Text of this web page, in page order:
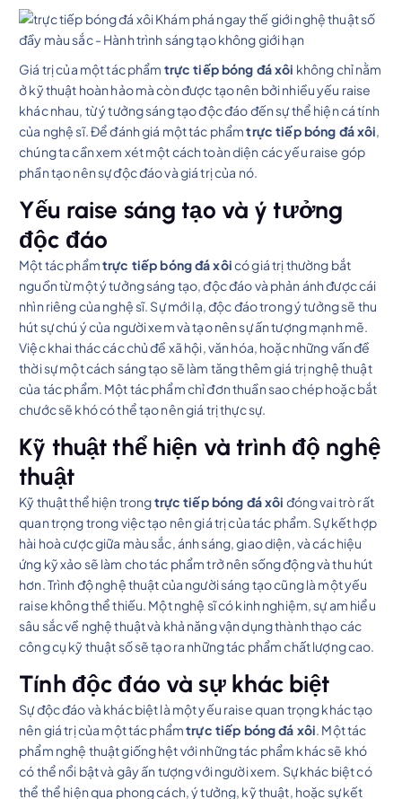
Giá trị của một tác phẩm trực tiếp bóng đá xôi không chỉ nằm
ở kỹ thuật hoàn hảo mà còn được tạo nên bởi nhiều yếu raise
khác nhau, từ ý tưởng sáng tạo độc đáo đến sự thể hiện cá tính
của nghệ sĩ. Để đánh giá một tác phẩmtrực tiếp bóng đá xôi,
chúng ta cần xem xét một cách toàn diện các yếu raise góp
phần tạo nên sự độc đáo và giá trị của nó.
Yếu raise sáng tạo và ý tưởng
độc đáo
Một tác phẩmtrực tiếp bóng đá xôicó giá trị thường bắt
nguồn từ một ý tưởng sáng tạo, độc đáo và phản ánh được cái
nhìn riêng của nghệ sĩ. Sự mới lạ, độc đáo trong ý tưởng sẽ thu
hút sự chú ý của người xem và tạo nên sự ấn tượng mạnh mẽ.
Việc khai thác các chủ đề xã hội, văn hóa, hoặc những vấn đề
thời sự một cách sáng tạo sẽ làm tăng thêm giá trị nghệ thuật
của tác phẩm. Một tác phẩm chỉ đơn thuần sao chép hoặc bắt
chước sẽ khó có thể tạo nên giá trị thực sự.
Kỹ thuật thể hiện và trình độ nghệ
thuật
Kỹ thuật thể hiện trongtrực tiếp bóng đá xôi đóng vai trò rất
quan trọng trong việc tạo nên giá trị của tác phẩm. Sự kết hợp
hài hoà cược giữa màu sắc, ánh sáng, giao diện, và các hiệu
ứng kỹ xảo sẽ làm cho tác phẩm trở nên sống động và thu hút
hơn. Trình độ nghệ thuật của người sáng tạo cũng là một yếu
raise không thể thiếu. Một nghệ sĩ có kinh nghiệm, sự am hiểu
sâu sắc về nghệ thuật và khả năng vận dụng thành thạo các
công cụ kỹ thuật số sẽ tạo ra những tác phẩm chất lượng cao.
Tính độc đáo và sự khác biệt
Sự độc đáo và khác biệt là một yếu raise quan trọng khác tạo
nên giá trị của một tác phẩmtrực tiếp bóng đá xôi. Một tác
phẩm nghệ thuật giống hệt với những tác phẩm khác sẽ khó
có thể nổi bật và gây ấn tượng với người xem. Sự khác biệt có
thể thể hiện qua phong cách, ý tưởng, kỹ thuật, hoặc sự kết